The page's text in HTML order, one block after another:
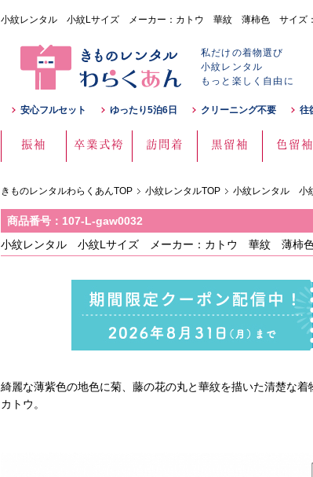
小紋レンタル 小紋Lサイズ メーカー：カトウ 華紋 薄柿色 サイズ
私だけの着物選び
小紋レンタル
もっと楽しく自由に
安心フルセット ゆったり5泊6日 クリーニング不要 往
振袖 卒業式袴 訪問着 黒留袖 色留袖
きものレンタルわらくあんTOP 小紋レンタルTOP 小紋レンタル 小
商品番号：107-L-gaw0032
小紋レンタル 小紋Lサイズ メーカー：カトウ 華紋 薄柿
綺麗な薄紫色の地色に菊、藤の花の丸と華紋を描いた清楚な着
カトウ。